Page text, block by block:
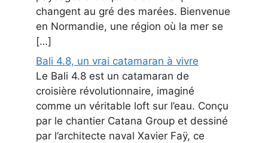
changent au gré des marées. Bienvenue
en Normandie, une région où la mer se
[…]
Bali 4.8, un vrai catamaran à vivre
Le Bali 4.8 est un catamaran de
croisière révolutionnaire, imaginé
comme un véritable loft sur l’eau. Conçu
par le chantier Catana Group et dessiné
par l’architecte naval Xavier Faÿ, ce